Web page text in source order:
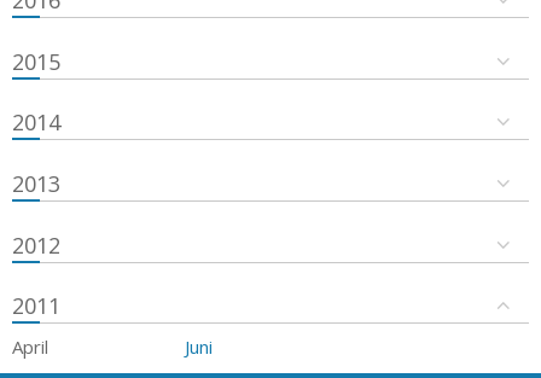
2015
2014
2013
2012
2011
April Juni